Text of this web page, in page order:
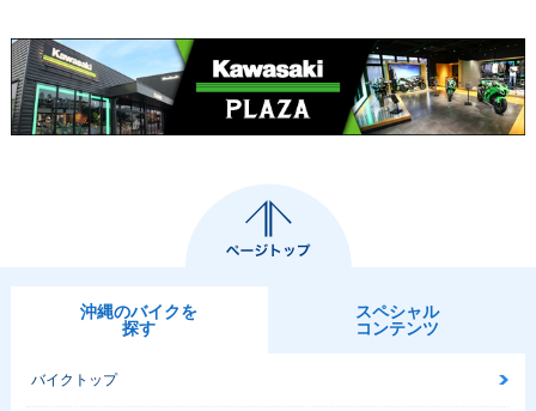
2015年 Ninja ZX-1
0R ABS Special Ed
2015年 Ninja ZX-1
沖縄のバイクを
探す
スペシャル
コンテンツ
バイクトップ